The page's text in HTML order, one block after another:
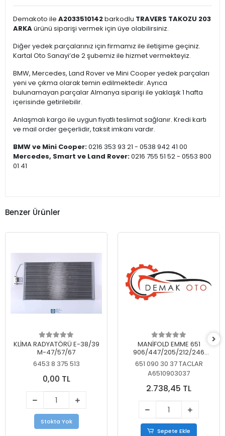
Demakoto ile A2033510142barkodlu TRAVERS TAKOZU 203
ARKAürünü siparişi vermek için üye olabilirsiniz.
Diğer yedek parçalarınız için firmamız ile iletişime geçiniz.
Kartal Oto Sanayi’de 2 şubemiz ile hizmet vermekteyiz.
BMW, Mercedes, Land Rover ve Mini Cooper yedek parçaları
yeni ve çıkma olarak temin edilmektedir. Ayrıca
bulunamayan parçalar Almanya siparişi ile yaklaşık 1 hafta
içerisinde getirilebilir.
Anlaşmalı kargo ile uygun fiyatlı teslimat sağlanır. Kredi kartı
ve mail order geçerlidir, taksit imkanı vardır.
BMW ve Mini Cooper:0216 353 93 21 - 0538 942 41 00
Mercedes, Smart ve Land Rover:0216 755 51 52 - 0553 800
01 41
Benzer Ürünler
KLİMA RADYATÖRÜ E-38/39
M-47/57/67
6453 8 375 513
0,00 TL
Stokta Yok
MANİFOLD EMME 651
906/447/205/212/246
KELEBEKSİZ
651 090 30 37 TACLAR
A6510903037
2.738,45 TL
Sepete Ekle